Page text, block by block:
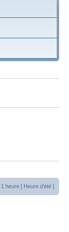
heure [ Heure d’été ]